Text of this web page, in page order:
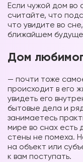
Если чужой дом во
считайте, что
что увидите во
ближайшем
Дом
— почти тоже
происходит в его
увидеть его
бытовые дела и
занимаетесь
мире во снах есть
стены не помеха.
на объект или
к вам поступать.